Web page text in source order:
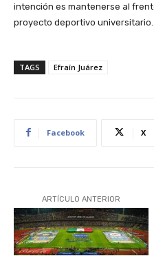
intención es mantenerse al
proyecto deportivo universitario.
TAGS Efraín Juárez
Facebook X
ARTÍCULO ANTERIOR